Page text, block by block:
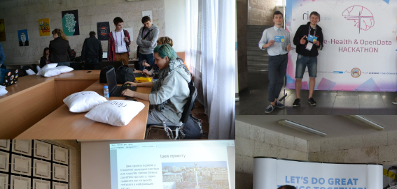
ML+AI HACKATHON
13 червня 2017 р.
ML+AI HACKATHON
13 червня 2017 р.
ML+AI HACKATHON
13 червня 2017 р.
ML+AI HACKATHON
13 червня 2017 р.